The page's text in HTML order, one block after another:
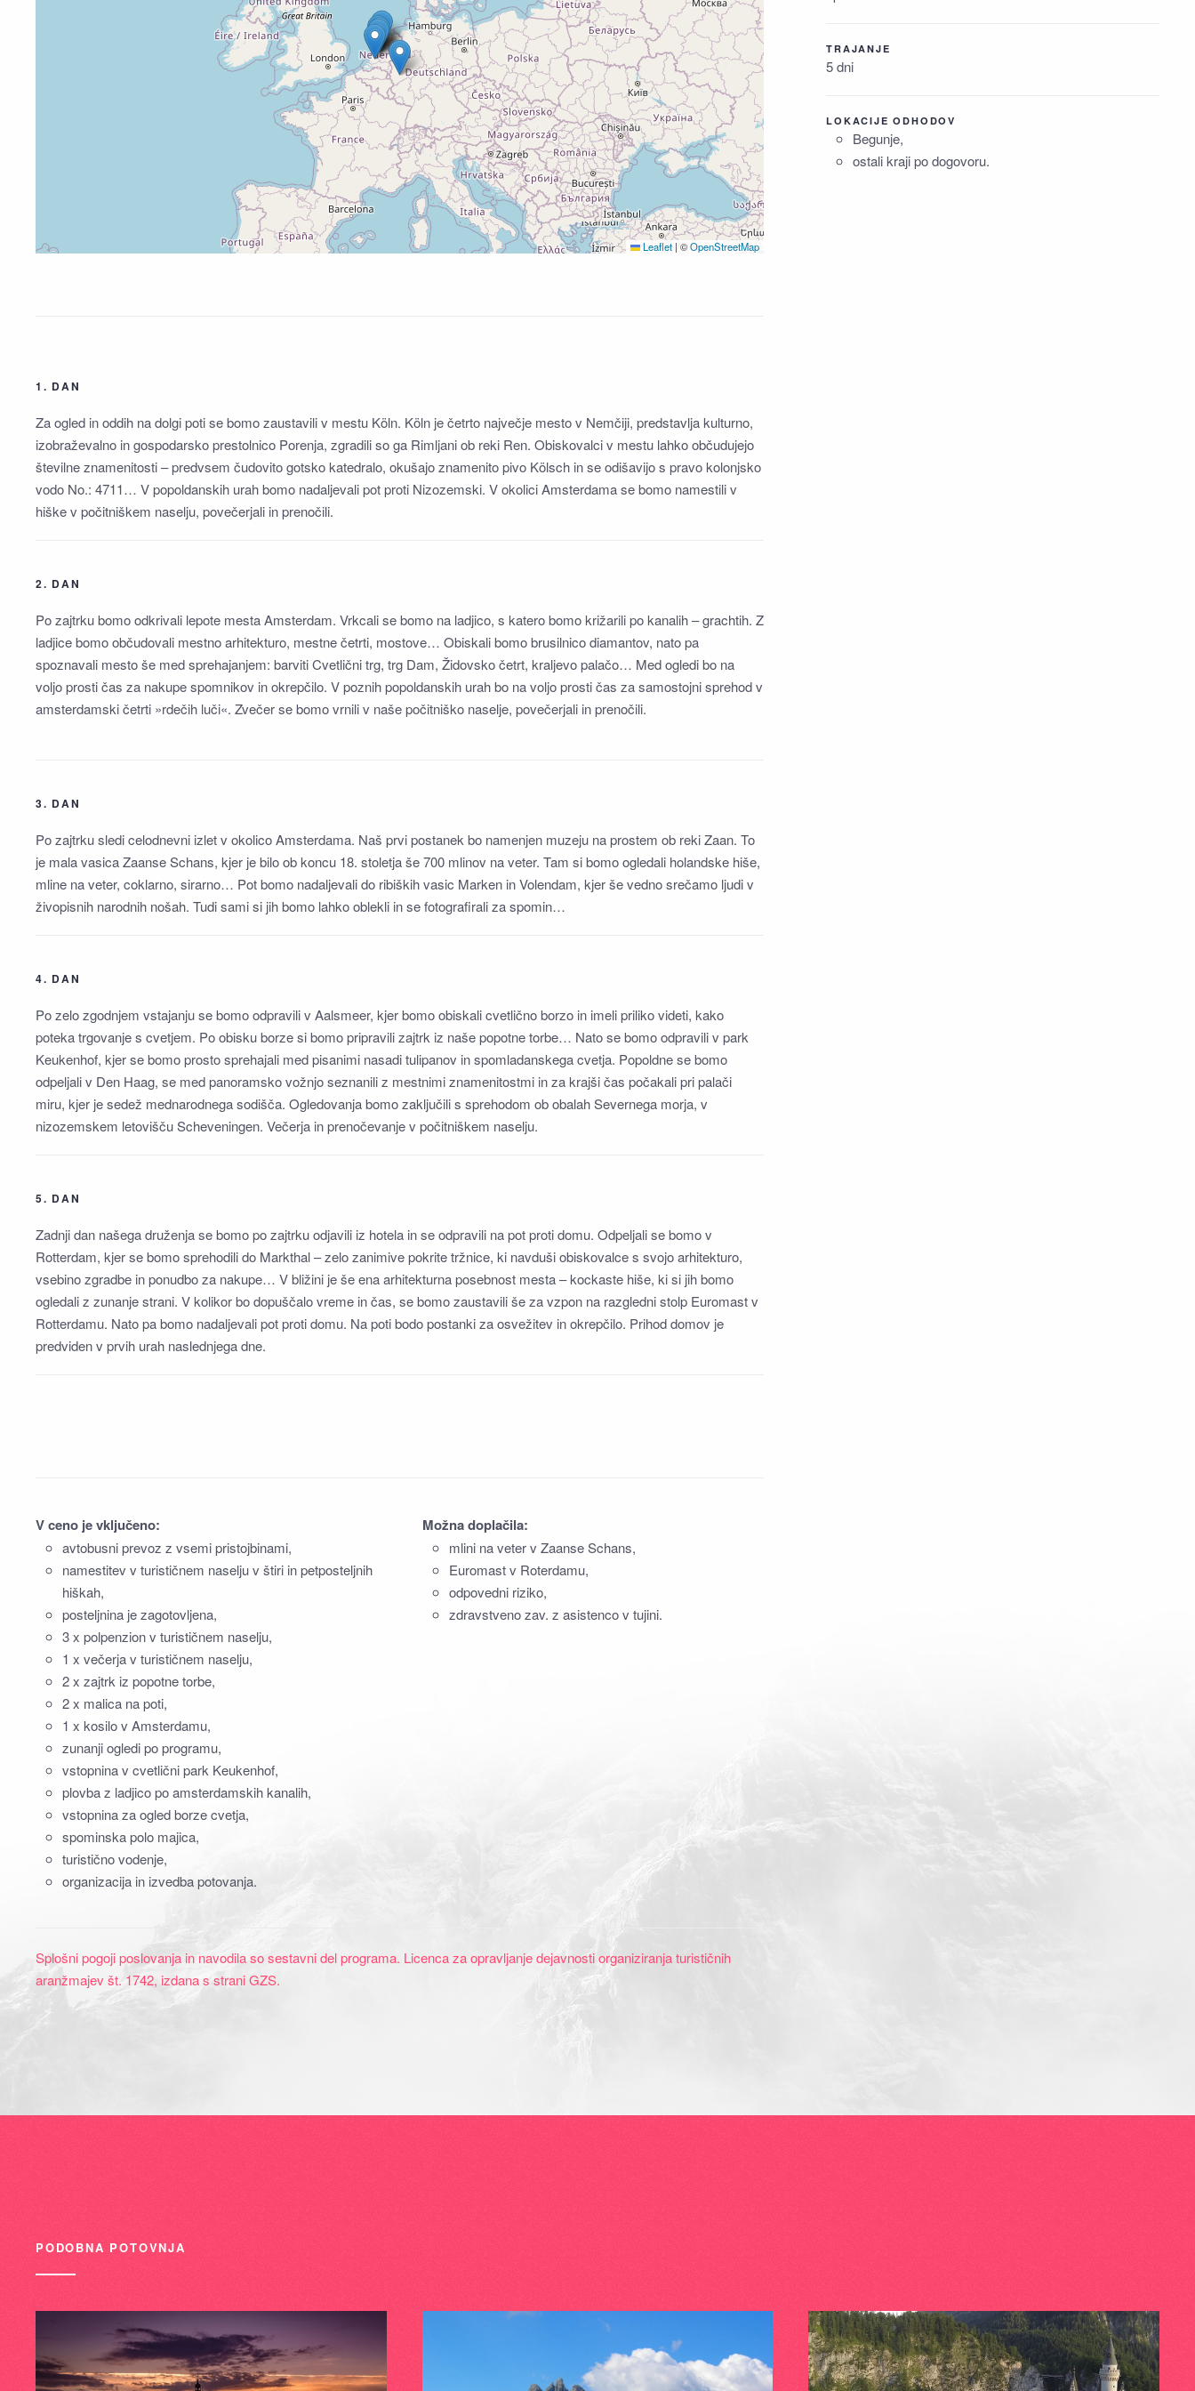
Leaflet | ©OpenStreetMap
1. DAN
Za ogled in oddih na dolgi poti se bomo zaustavili v mestu Köln. Köln je četrto največje mesto v Nemčiji, predstavlja kulturno,
izobraževalno in gospodarsko prestolnico Porenja, zgradili so ga Rimljani ob reki Ren. Obiskovalci v mestu lahko občudujejo
številne znamenitosti – predvsem čudovito gotsko katedralo, okušajo znamenito pivo Kölsch in se odišavijo s pravo kolonjsko
vodo No.: 4711… V popoldanskih urah bomo nadaljevali pot proti Nizozemski. V okolici Amsterdama se bomo namestili v
hiške v počitniškem naselju, povečerjali in prenočili.
2. DAN
Po zajtrku bomo odkrivali lepote mesta Amsterdam. Vrkcali se bomo na ladjico, s katero bomo križarili po kanalih – grachtih. Z
ladjice bomo občudovali mestno arhitekturo, mestne četrti, mostove… Obiskali bomo brusilnico diamantov, nato pa
spoznavali mesto še med sprehajanjem: barviti Cvetlični trg, trg Dam, Židovsko četrt, kraljevo palačo… Med ogledi bo na
voljo prosti čas za nakupe spomnikov in okrepčilo. V poznih popoldanskih urah bo na voljo prosti čas za samostojni sprehod v
amsterdamski četrti »rdečih luči«. Zvečer se bomo vrnili v naše počitniško naselje, povečerjali in prenočili.
3. DAN
Po zajtrku sledi celodnevni izlet v okolico Amsterdama. Naš prvi postanek bo namenjen muzeju na prostem ob reki Zaan. To
je mala vasica Zaanse Schans, kjer je bilo ob koncu 18. stoletja še 700 mlinov na veter. Tam si bomo ogledali holandske hiše,
mline na veter, coklarno, sirarno… Pot bomo nadaljevali do ribiških vasic Marken in Volendam, kjer še vedno srečamo ljudi v
živopisnih narodnih nošah. Tudi sami si jih bomo lahko oblekli in se fotografirali za spomin…
4. DAN
Po zelo zgodnjem vstajanju se bomo odpravili v Aalsmeer, kjer bomo obiskali cvetlično borzo in imeli priliko videti, kako
poteka trgovanje s cvetjem. Po obisku borze si bomo pripravili zajtrk iz naše popotne torbe… Nato se bomo odpravili v park
Keukenhof, kjer se bomo prosto sprehajali med pisanimi nasadi tulipanov in spomladanskega cvetja. Popoldne se bomo
odpeljali v Den Haag, se med panoramsko vožnjo seznanili z mestnimi znamenitostmi in za krajši čas počakali pri palači
miru, kjer je sedež mednarodnega sodišča. Ogledovanja bomo zaključili s sprehodom ob obalah Severnega morja, v
nizozemskem letovišču Scheveningen. Večerja in prenočevanje v počitniškem naselju.
5. DAN
Zadnji dan našega druženja se bomo po zajtrku odjavili iz hotela in se odpravili na pot proti domu. Odpeljali se bomo v
Rotterdam, kjer se bomo sprehodili do Markthal – zelo zanimive pokrite tržnice, ki navduši obiskovalce s svojo arhitekturo,
vsebino zgradbe in ponudbo za nakupe… V bližini je še ena arhitekturna posebnost mesta – kockaste hiše, ki si jih bomo
ogledali z zunanje strani. V kolikor bo dopuščalo vreme in čas, se bomo zaustavili še za vzpon na razgledni stolp Euromast v
Rotterdamu. Nato pa bomo nadaljevali pot proti domu. Na poti bodo postanki za osvežitev in okrepčilo. Prihod domov je
predviden v prvih urah naslednjega dne.
TRAJANJE
5 dni
LOKACIJE ODHODOV
Begunje,
ostali kraji po dogovoru.
V ceno je vključeno:
avtobusni prevoz z vsemi pristojbinami,
namestitev v turističnem naselju v štiri in petposteljnih
hiškah,
posteljnina je zagotovljena,
3 x polpenzion v turističnem naselju,
1 x večerja v turističnem naselju,
2 x zajtrk iz popotne torbe,
2 x malica na poti,
1 x kosilo v Amsterdamu,
zunanji ogledi po programu,
vstopnina v cvetlični park Keukenhof,
plovba z ladjico po amsterdamskih kanalih,
vstopnina za ogled borze cvetja,
spominska polo majica,
turistično vodenje,
organizacija in izvedba potovanja.
Možna doplačila:
mlini na veter v Zaanse Schans,
Euromast v Roterdamu,
odpovedni riziko,
zdravstveno zav. z asistenco v tujini.
Splošni pogoji poslovanja in navodila so sestavni del programa. Licenca za opravljanje dejavnosti organiziranja turističnih
aranžmajev št. 1742, izdana s strani GZS.
PODOBNA POTOVNJA